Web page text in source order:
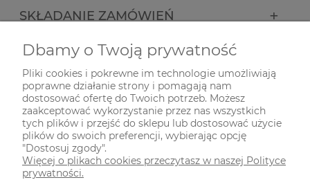
SKŁADANIE ZAMÓWIEŃ
INFORMACJE
ODWIEDŹ NAS NA
Dbamy o Twoją prywatność
Pliki cookies i pokrewne im technologie umożliwiają
poprawne działanie strony i pomagają nam
dostosować ofertę do Twoich potrzeb. Możesz
zaakceptować wykorzystanie przez nas wszystkich
tych plików i przejść do sklepu lub dostosować użycie
plików do swoich preferencji, wybierając opcję
"Dostosuj zgody".
Więcej o plikach cookies przeczytasz w naszej Polityce
prywatności.